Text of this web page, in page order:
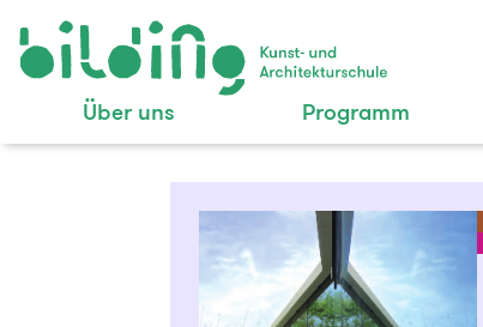
Über uns Programm